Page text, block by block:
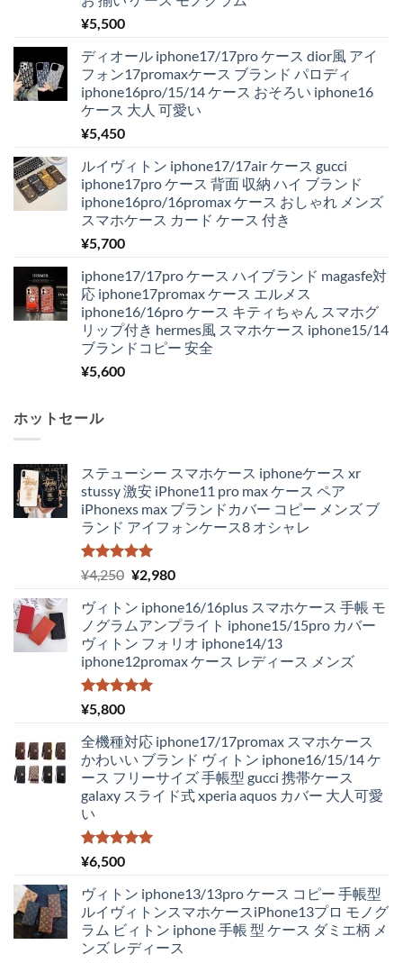
¥5,500
ディオール iphone17/17pro ケース dior風 アイ
フォン17promaxケース ブランド パロディ
iphone16pro/15/14 ケース おそろい iphone16
ケース 大人 可愛い
¥5,450
ルイヴィトン iphone17/17air ケース gucci
iphone17pro ケース 背面 収納 ハイ ブランド
iphone16pro/16promax ケース おしゃれ メンズ
スマホケース カード ケース 付き
¥5,700
iphone17/17pro ケース ハイブランド magasfe対
応 iphone17promax ケース エルメス
iphone16/16pro ケース キティちゃん スマホグ
リップ付き hermes風 スマホケース iphone15/14
ブランドコピー 安全
¥5,600
ホットセール
ステューシー スマホケース iphoneケース xr
stussy 激安 iPhone11 pro max ケース ペア
iPhonexs max ブランドカバー コピー メンズ ブ
ランド アイフォンケース8 オシャレ
5段階中
5.00
の評価
¥4,250 元
価
格
は
¥4,250
で
¥2,980現
の
価
格
は
ヴィトン iphone16/16plus スマホケース 手帳 モ
ノグラムアンプライト iphone15/15pro カバー
ヴィトン フォリオ iphone14/13
iphone12promax ケース レディース メンズ
5段階中
5.00
¥5,800
全機種対応 iphone17/17promax スマホケース
かわいい ブランド ヴィトン iphone16/15/14 ケ
ース フリーサイズ 手帳型 gucci 携帯ケース
galaxy スライド式 xperia aquos カバー 大人可愛
い
5段階中
5.00
¥6,500
ヴィトン iphone13/13pro ケース コピー 手帳型
ルイヴィトンスマホケースiPhone13プロ モノグ
ラム ビィトン iphone 手帳 型 ケース ダミエ柄 メ
ンズ レディース